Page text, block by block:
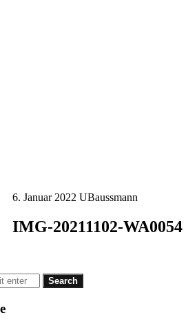
6. Januar 2022 UBaussmann
IMG-20211102-WA0054